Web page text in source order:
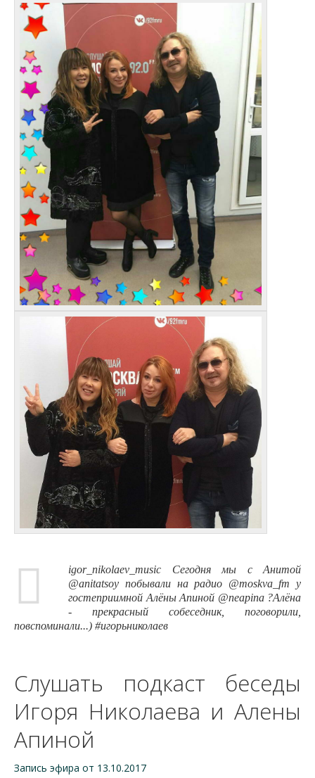
igor_nikolaev_music Сегодня мы с Анитой
@anitatsoy побывали на радио @moskva_fm у
гостеприимной Алёны Апиной @neapina ?Алёна
- прекрасный собеседник, поговорили,
повспоминали...) #игорьниколаев
Слушать подкаст беседы
Игоря Николаева и Алены
Апиной
Запись эфира от 13.10.2017